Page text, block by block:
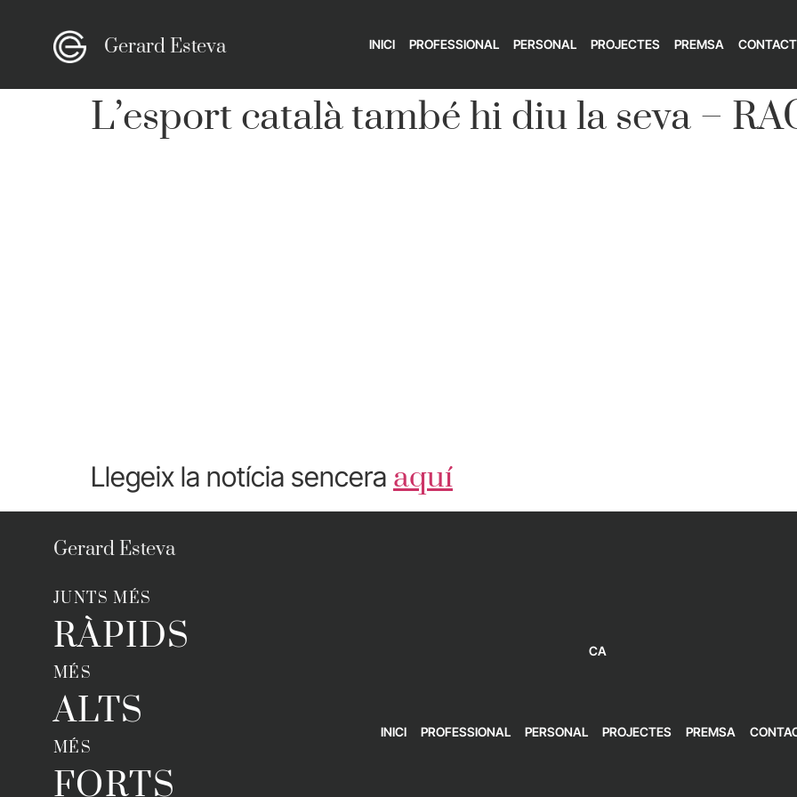
Gerard Esteva INICI PROFESSIONAL PERSONAL PROJECTES PREMSA
L’esport català també hi diu la seva –
Llegeix la notícia sencera aquí
Gerard Esteva
JUNTS MÉS
RÀPIDS
MÉS
ALTS
MÉS
FORTS
CA
INICI PROFESSIONAL PERSONAL PROJECTES PREMSA